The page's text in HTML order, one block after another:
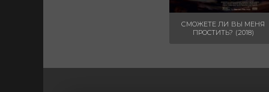
СМОЖЕТЕ ЛИ ВЫ МЕНЯ
ПРОСТИТЬ? (2018)